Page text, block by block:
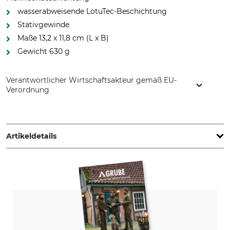
wasserabweisende LotuTec-Beschichtung
Stativgewinde
Maße 13,2 x 11,8 cm (L x B)
Gewicht 630 g
Verantwortlicher Wirtschaftsakteur gemäß EU-
Verordnung
Germany, www.zeiss.com
Artikeldetails
Sehfeld auf 1000 m
140 m
Austrittspupille
4 mm
Objektivdurchmesser Optische Vergrößerung (x-